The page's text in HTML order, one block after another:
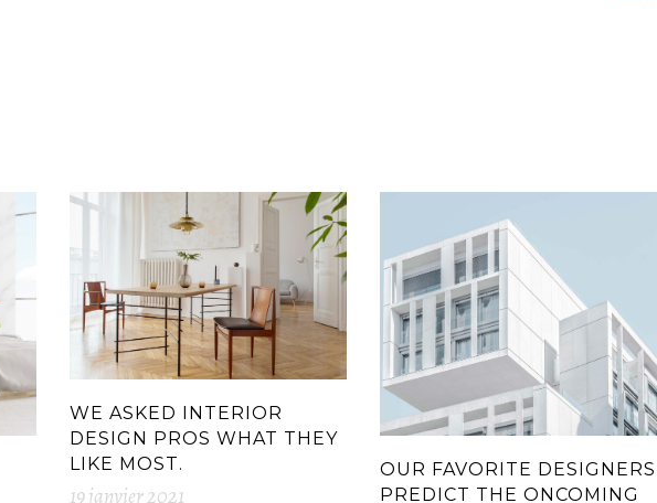
WE ASKED INTERIOR
DESIGN PROS WHAT THEY
LIKE MOST.
19 janvier 2021
OUR FAVORITE DESIGNERS
PREDICT THE ONCOMING